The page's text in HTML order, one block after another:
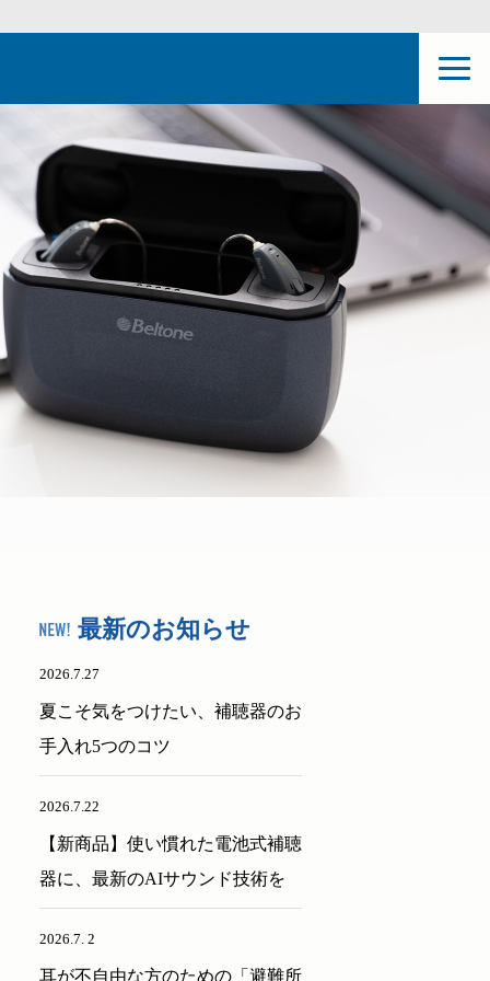
最新のお知らせ
2026.7.27
夏こそ気をつけたい、補聴器のお
手入れ5つのコツ
2026.7.22
【新商品】使い慣れた電池式補聴
器に、最新のAIサウンド技術を
2026.7. 2
耳が不自由な方のための「避難所